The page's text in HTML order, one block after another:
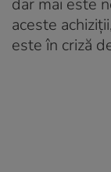
aceste
este în criză